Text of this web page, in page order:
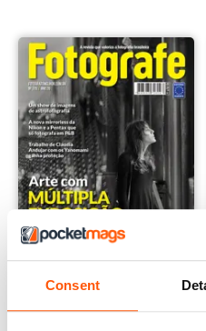
Consent
Edição 319